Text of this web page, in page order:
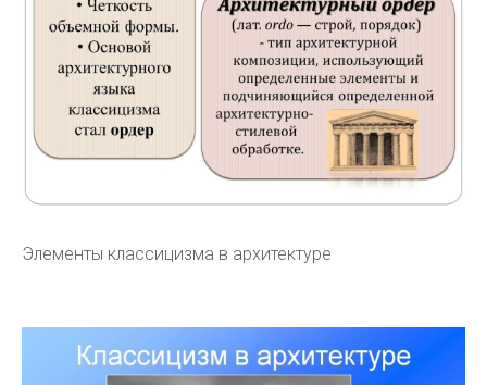
Элементы классицизма в архитектуре